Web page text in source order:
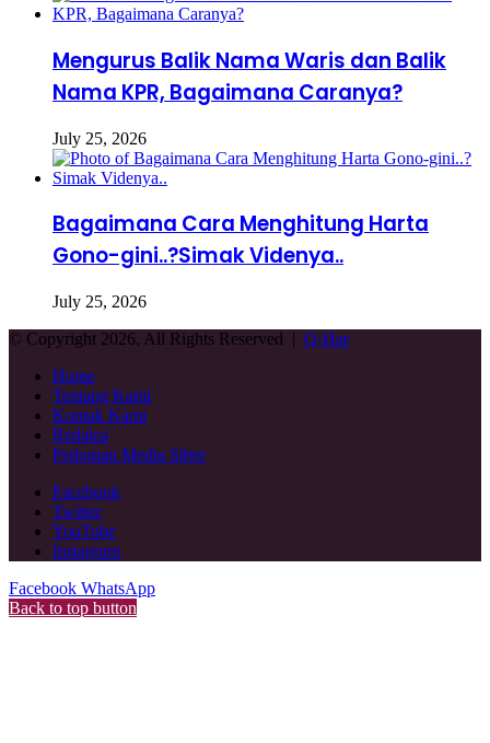
Mengurus Balik Nama Waris dan Balik
Nama KPR, Bagaimana Caranya?
July 25, 2026
Bagaimana Cara Menghitung Harta
Gono-gini..?Simak Videnya..
July 25, 2026
© Copyright 2026, All Rights Reserved | Q-Har
Home
Tentang Kami
Kontak Kami
Redaksi
Pedoman Media Siber
Facebook
Twitter
YouTube
Instagram
Facebook WhatsApp
Back to top button